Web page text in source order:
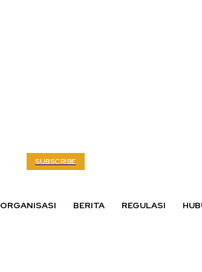
SUBSCRIBE
ORGANISASI BERITA REGULASI